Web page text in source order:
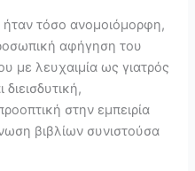
τόσο ανομοιόμορφη,
αφήγηση του
με λευχαιμία ως γιατρός
διεισδυτική,
στην εμπειρία
βιβλίων συνιστούσα